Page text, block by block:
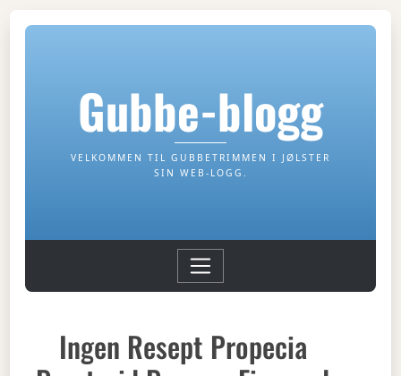
Gubbe-blogg
VELKOMMEN TIL GUBBETRIMMEN I JØLSTER
SIN WEB-LOGG.
Ingen Resept Propecia